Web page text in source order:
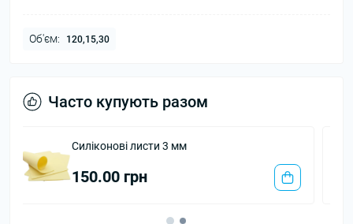
Об'єм: 120,15,30
Часто купують разом
Трансферний папір CLASSIC FREEHAND
26.00 грн